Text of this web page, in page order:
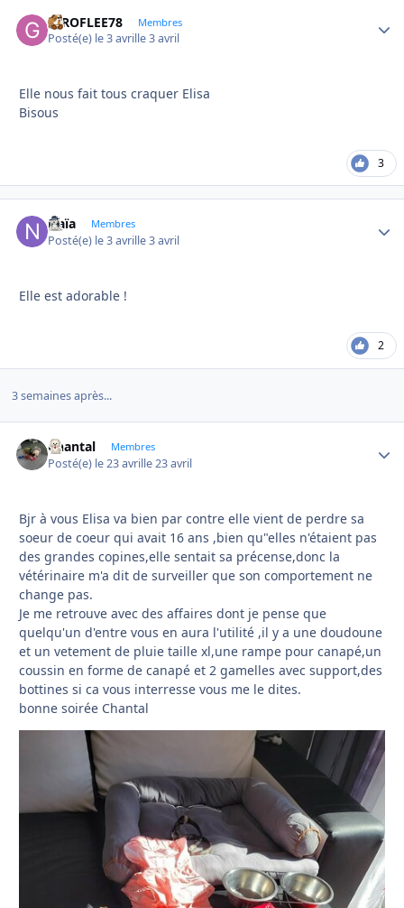
GIROFLEE78 Membres
Posté(e) le 3 avrille 3 avril
Elle nous fait tous craquer Elisa
Bisous
3
Naïa Membres
Posté(e) le 3 avrille 3 avril
Elle est adorable !
2
3 semaines après...
Chantal Membres
Posté(e) le 23 avrille 23 avril
Bjr à vous Elisa va bien par contre elle vient de perdre sa
soeur de coeur qui avait 16 ans ,bien qu"elles n'étaient pas
des grandes copines,elle sentait sa précense,donc la
vétérinaire m'a dit de surveiller que son comportement ne
change pas.
Je me retrouve avec des affaires dont je pense que
quelqu'un d'entre vous en aura l'utilité ,il y a une doudoune
et un vetement de pluie taille xl,une rampe pour canapé,un
coussin en forme de canapé et 2 gamelles avec support,des
bottines si ca vous interresse vous me le dites.
bonne soirée Chantal